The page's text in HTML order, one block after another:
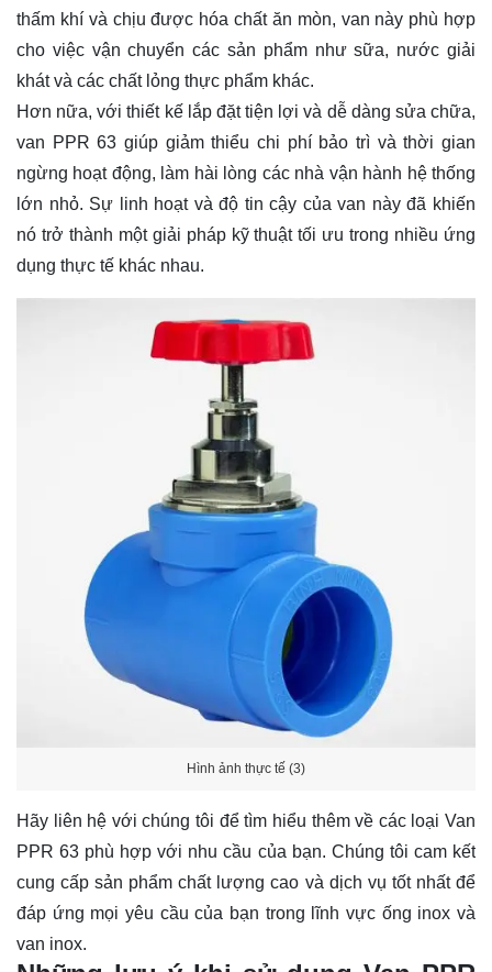
thấm khí và chịu được hóa chất ăn mòn, van này phù hợp
cho việc vận chuyển các sản phẩm như sữa, nước giải
khát và các chất lỏng thực phẩm khác.
Hơn nữa, với thiết kế lắp đặt tiện lợi và dễ dàng sửa chữa,
van PPR 63 giúp giảm thiểu chi phí bảo trì và thời gian
ngừng hoạt động, làm hài lòng các nhà vận hành hệ thống
lớn nhỏ. Sự linh hoạt và độ tin cậy của van này đã khiến
nó trở thành một giải pháp kỹ thuật tối ưu trong nhiều ứng
dụng thực tế khác nhau.
Hình ảnh thực tế (3)
Hãy liên hệ với chúng tôi để tìm hiểu thêm về các loại Van
PPR 63 phù hợp với nhu cầu của bạn. Chúng tôi cam kết
cung cấp sản phẩm chất lượng cao và dịch vụ tốt nhất để
đáp ứng mọi yêu cầu của bạn trong lĩnh vực ống inox và
van inox.